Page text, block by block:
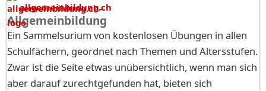
allgemeinbildung.ch
Allgemeinbildung
Ein Sammelsurium von kostenlosen Übungen in allen
Schulfächern, geordnet nach Themen und Altersstufen.
Zwar ist die Seite etwas unübersichtlich, wenn man sich
aber darauf zurechtgefunden hat, bieten sich